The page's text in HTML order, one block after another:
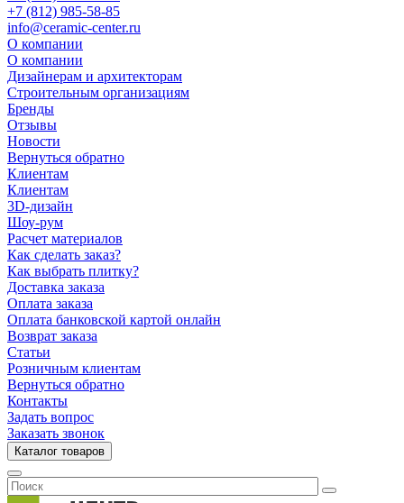
+7 (812) 985-58-85
info@ceramic-center.ru
О компании
О компании
Дизайнерам и архитекторам
Строительным организациям
Бренды
Отзывы
Новости
Вернуться обратно
Клиентам
Клиентам
3D-дизайн
Шоу-рум
Расчет материалов
Как сделать заказ?
Как выбрать плитку?
Доставка заказа
Оплата заказа
Оплата банковской картой онлайн
Возврат заказа
Статьи
Розничным клиентам
Вернуться обратно
Контакты
Задать вопрос
Заказать звонок
Каталог товаров